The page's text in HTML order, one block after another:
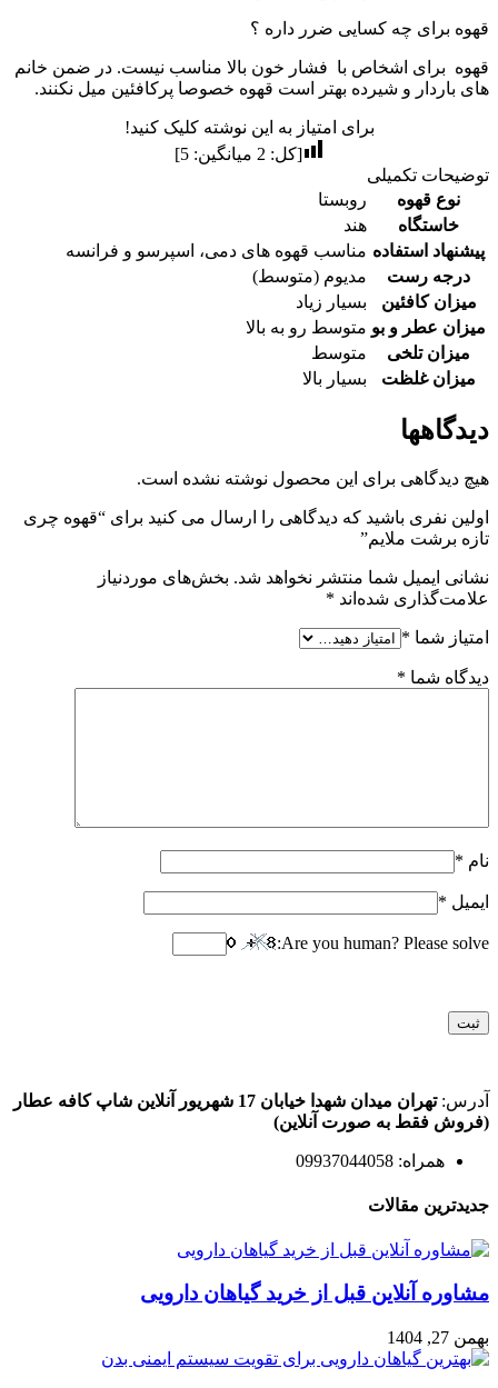
قهوه برای چه کسایی ضرر داره ؟
قهوه برای اشخاص با فشار خون بالا مناسب نیست. در ضمن خانم
های باردار و شیرده بهتر است قهوه خصوصا پرکافئین میل نکنند.
برای امتیاز به این نوشته کلیک کنید!
[کل: 2 میانگین:5
]
توضیحات تکمیلی
نوع قهوه
روبستا
خاستگاه
هند
پیشنهاد استفاده مناسب قهوه های دمی، اسپرسو و فرانسه
درجه رست
مدیوم (متوسط)
میزان کافئین
بسیار زیاد
میزان عطر و بو متوسط رو به بالا
میزان تلخی
متوسط
میزان غلظت
بسیار بالا
دیدگاهها
هیچ دیدگاهی برای این محصول نوشته نشده است.
اولین نفری باشید که دیدگاهی را ارسال می کنید برای “قهوه چری
تازه برشت ملایم”
نشانی ایمیل شما منتشر نخواهد شد. بخش‌های موردنیاز
علامت‌گذاری شده‌اند *
امتیاز شما *
دیدگاه شما *
نام *
ایمیل *
Are you human? Please solve:
آدرس:تهران میدان شهدا خیابان 17 شهریور آنلاین شاپ کافه عطار
(فروش فقط به صورت آنلاین)
همراه: 09937044058
جدیدترین مقالات
مشاوره آنلاین قبل از خرید گیاهان دارویی
بهمن 27, 1404